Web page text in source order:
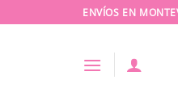
al
ENVÍOS EN